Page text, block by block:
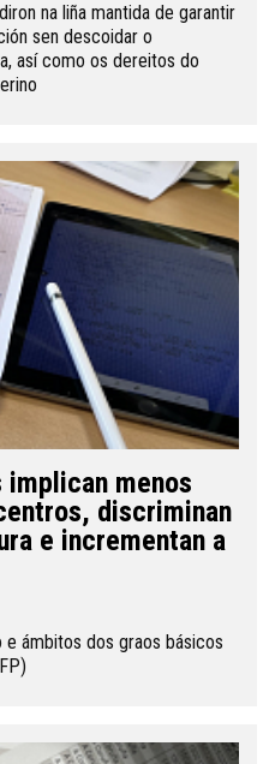
na liña mantida de garantir
sen descoidar o
así como os dereitos do
implican menos
discriminan
e incrementan a
e ámbitos dos graos básicos